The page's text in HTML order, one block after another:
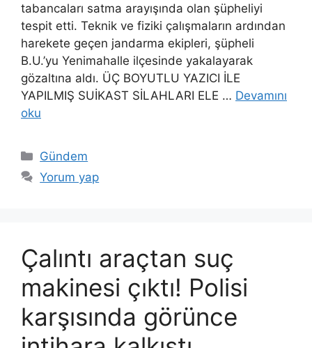
tabancaları satma arayışında olan şüpheliyi
tespit etti. Teknik ve fiziki çalışmaların ardından
harekete geçen jandarma ekipleri, şüpheli
B.U.’yu Yenimahalle ilçesinde yakalayarak
gözaltına aldı. ÜÇ BOYUTLU YAZICI İLE
YAPILMIŞ SUİKAST SİLAHLARI ELE … Devamını
oku
Kategoriler
Gündem
Yorum yap
Çalıntı araçtan suç
makinesi çıktı! Polisi
karşısında görünce